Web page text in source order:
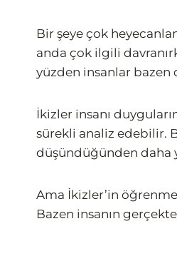
Bir şeye çok
anda çok ilgili
yüzden insanlar
İkizler insanı
sürekli analiz edebilir.
düşündüğünden daha
Ama İkizler’in
Bazen insanın